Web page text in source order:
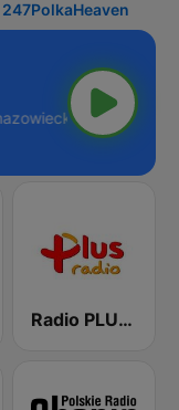
247PolkaHeaven
Radio PLUS Koszalin